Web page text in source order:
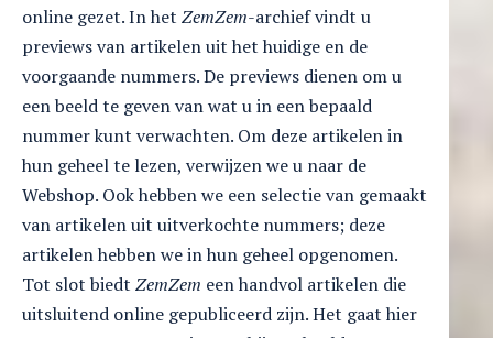
online gezet. In het ZemZem-archief vindt u
previews van artikelen uit het huidige en de
voorgaande nummers. De previews dienen om u
een beeld te geven van wat u in een bepaald
nummer kunt verwachten. Om deze artikelen in
hun geheel te lezen, verwijzen we u naar de
Webshop. Ook hebben we een selectie van gemaakt
van artikelen uit uitverkochte nummers; deze
artikelen hebben we in hun geheel opgenomen.
Tot slot biedt ZemZem een handvol artikelen die
uitsluitend online gepubliceerd zijn. Het gaat hier